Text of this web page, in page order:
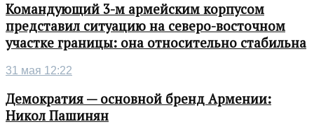
Командующий 3-м армейским корпусом
представил ситуацию на северо-восточном
участке границы: она относительно стабильна
31 мая 12:22
Демократия — основной бренд Армении:
Никол Пашинян